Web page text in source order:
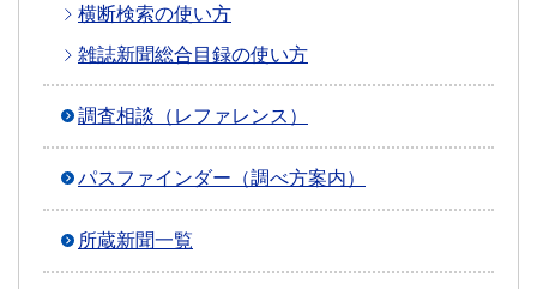
横断検索の使い方
雑誌新聞総合目録の使い方
調査相談（レファレンス）
パスファインダー（調べ方案内）
所蔵新聞一覧